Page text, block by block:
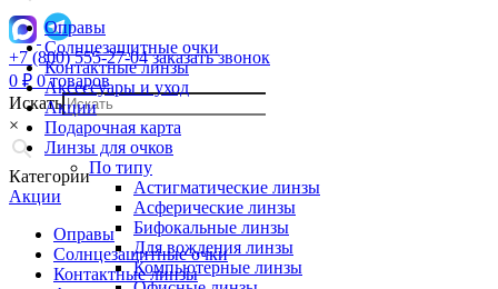
+7 (800) 555-27-04 заказать звонок
0 ₽ 0 товаров
Искать
×
Категории
Акции
Оправы
Солнцезащитные очки
Контактные линзы
Оправы
Солнцезащитные очки
Контактные линзы
Аксессуары и уход
Акции
Подарочная карта
Линзы для очков
По типу
Астигматические линзы
Асферические линзы
Бифокальные линзы
Для вождения линзы
Компьютерные линзы